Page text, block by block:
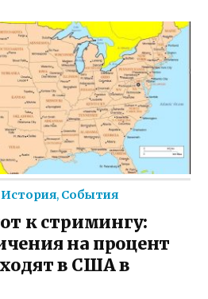
История, События
к стримингу:
на процент
в США в